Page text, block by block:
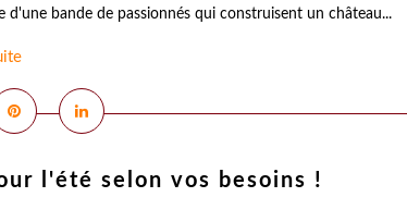
bande de passionnés qui construisent un château...
l'été selon vos besoins !